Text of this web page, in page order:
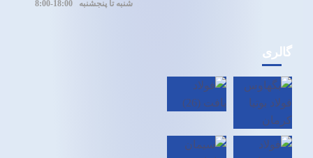
شنبه تا پنجشنبه 18:00-8:00
گالری